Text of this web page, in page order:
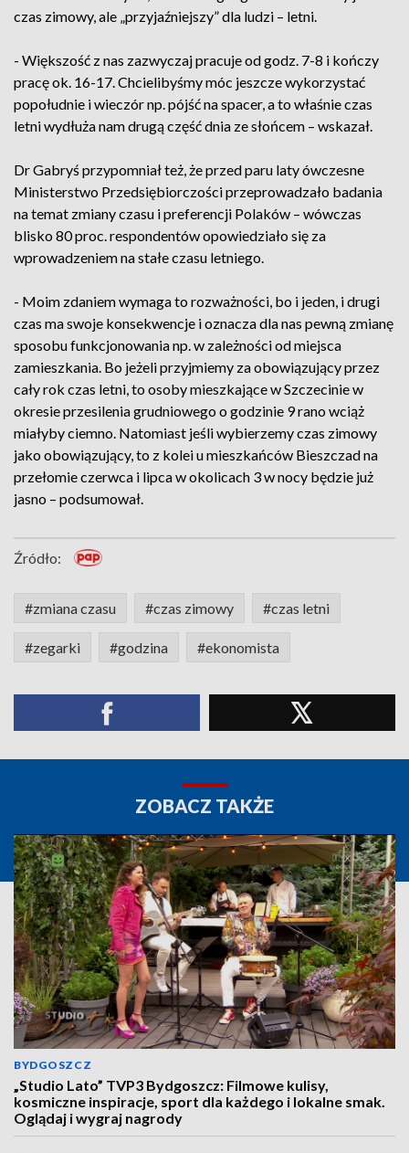
czas zimowy, ale „przyjaźniejszy” dla ludzi – letni.
- Większość z nas zazwyczaj pracuje od godz. 7-8 i kończy
pracę ok. 16-17. Chcielibyśmy móc jeszcze wykorzystać
popołudnie i wieczór np. pójść na spacer, a to właśnie czas
letni wydłuża nam drugą część dnia ze słońcem – wskazał.
Dr Gabryś przypomniał też, że przed paru laty ówczesne
Ministerstwo Przedsiębiorczości przeprowadzało badania
na temat zmiany czasu i preferencji Polaków – wówczas
blisko 80 proc. respondentów opowiedziało się za
wprowadzeniem na stałe czasu letniego.
- Moim zdaniem wymaga to rozważności, bo i jeden, i drugi
czas ma swoje konsekwencje i oznacza dla nas pewną zmianę
sposobu funkcjonowania np. w zależności od miejsca
zamieszkania. Bo jeżeli przyjmiemy za obowiązujący przez
cały rok czas letni, to osoby mieszkające w Szczecinie w
okresie przesilenia grudniowego o godzinie 9 rano wciąż
miałyby ciemno. Natomiast jeśli wybierzemy czas zimowy
jako obowiązujący, to z kolei u mieszkańców Bieszczad na
przełomie czerwca i lipca w okolicach 3 w nocy będzie już
jasno – podsumował.
Źródło:
#zmiana czasu #czas zimowy #czas letni
#zegarki #godzina #ekonomista
ZOBACZ TAKŻE
BYDGOSZCZ
„Studio Lato” TVP3 Bydgoszcz: Filmowe kulisy,
kosmiczne inspiracje, sport dla każdego i lokalne smak.
Oglądaj i wygraj nagrody